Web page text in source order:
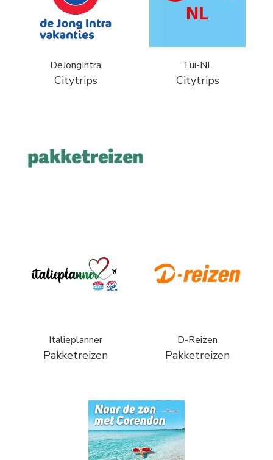
DeJongIntra
Citytrips
Tui-NL
Citytrips
Italieplanner
Pakketreizen
D-Reizen
Pakketreizen